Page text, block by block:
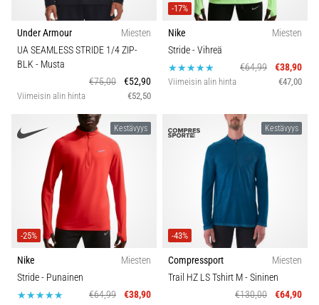
Under Armour
Miesten
UA SEAMLESS STRIDE 1/4 ZIP-
BLK- Musta
€75,00
€52,90
Viimeisin alin hinta €52,50
-17%
Nike
Miesten
Stride- Vihreä
€64,99
€38,90
Viimeisin alin hinta €47,00
Kestävyys
-25%
Nike
Miesten
Stride- Punainen
€64,99
€38,90
Kestävyys
-43%
Compressport
Miesten
Trail HZ LS Tshirt M- Sininen
€130,00
€64,90